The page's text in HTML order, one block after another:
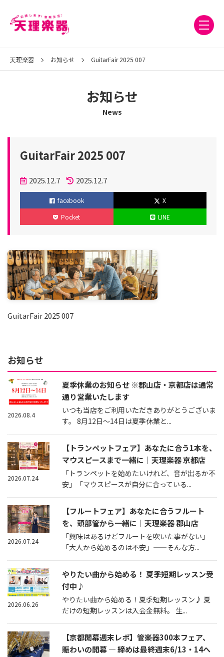
天理楽器 お知らせ GuitarFair 2025 007
お知らせ
News
GuitarFair 2025 007
投
稿
日
2025.12.7
更
新
2025.12.7
facebook
X
Pocket
LINE
GuitarFair 2025 007
お知らせ
夏季休業のお知らせ ※郡山店・京都店は通常
通り営業いたします
いつも当店をご利用いただきありがとうございま
す。 8月12日～14日は夏季休業と...
2026.08.4
【トランペットフェア】あなたに合う1本を、
マウスピースまで一緒に｜天理楽器 京都店
「トランペットを始めたいけれど、音が出るか不
安」「マウスピースが自分に合っている...
2026.07.24
【フルートフェア】あなたに合うフルート
を、頭部管から一緒に｜天理楽器 郡山店
「興味はあるけどフルートを吹いた事がない」
「大人から始めるのは不安」——そんな方...
2026.07.24
やりたい曲から始める！ 夏季短期レッスン受
付中♪
やりたい曲から始める！夏季短期レッスン♪ 夏
だけの短期レッスンは入会金無料。 生...
2026.06.26
【京都開幕週末レポ】管楽器300本フェア、
賑わいの開幕 — 締めは最終週末6/13・14へ